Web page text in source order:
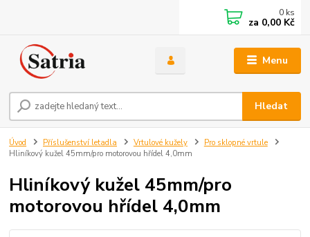
Menu
Hledat
0 ks
za 0,00 Kč
Úvod Příslušenství letadla Vrtulové kužely
Pro sklopné vrtule
Hliníkový kužel 45mm/pro motorovou hřídel 4,0mm
Hliníkový kužel 45mm/pro
motorovou hřídel 4,0mm